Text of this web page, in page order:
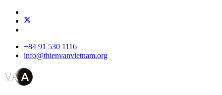
+84 91 530 1116
info@thienvanvietnam.org